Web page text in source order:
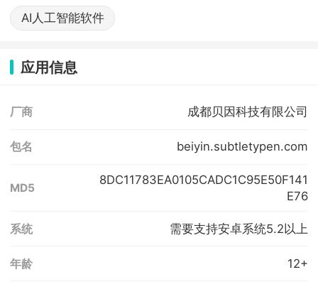
AI人工智能软件
应用信息
厂商 成都贝因科技有限公司
包名 beiyin.subtletypen.com
MD5
8DC11783EA0105CADC1C95E50F141
E76
系统 需要支持安卓系统5.2以上
年龄 12+